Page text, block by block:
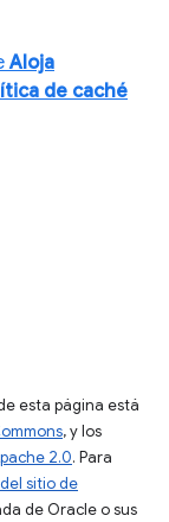
Aloja
de caché
esta página está
, y los
2.0. Para
sitio de
de Oracle o sus